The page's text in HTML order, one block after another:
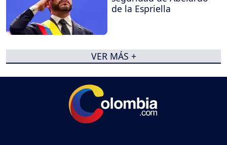
de la Espriella
VER MÁS +